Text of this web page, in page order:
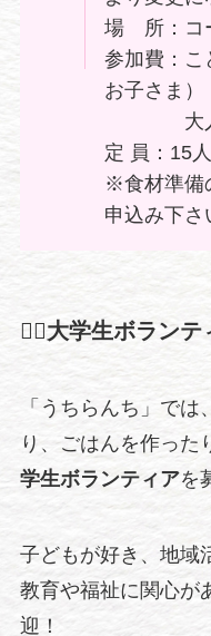
場 所：コ
参加費：
お子さま）
大人
定 員：15人
※食材準備
申込み下さ
🙋‍♀️大学生ボランテ
「うちらんち」で
り、ごはんを作った
学生ボランティアを
子どもが好き、地域
教育や福祉に関心
迎！